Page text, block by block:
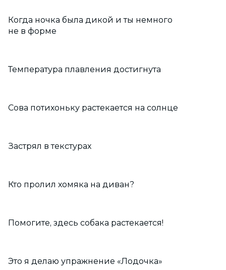
Когда ночка была дикой и ты немного
не в форме
Температура плавления достигнута
Сова потихоньку растекается на солнце
Застрял в текстурах
Кто пролил хомяка на диван?
Помогите, здесь собака растекается!
Это я делаю упражнение «Лодочка»